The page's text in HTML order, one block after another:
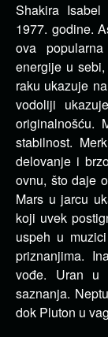
Shakira
1977. godine.
ova
energije u
raku ukazuje
vodoliji
originalnošću.
stabilnost.
delovanje i
ovnu, što daje
Mars u jarcu
koji uvek
uspeh u
priznanjima.
vođe. Uran u
saznanja.
dok Pluton u